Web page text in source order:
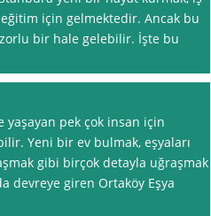
eğitim için gelmektedir. Ancak bu
bir hale gelebilir. İşte bu
pek çok insan için
Yeni bir ev bulmak, eşyaları
gibi birçok detayla uğraşmak
devreye giren Ortaköy Eşya